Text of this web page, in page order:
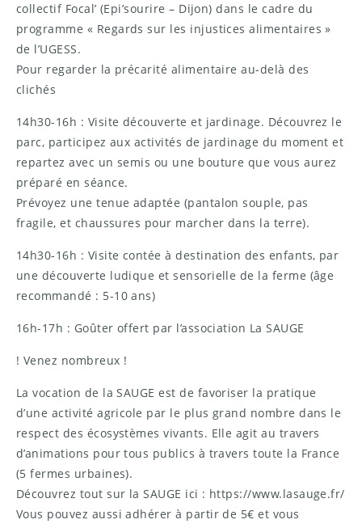
collectif Focal’ (Epi’sourire – Dijon) dans le cadre du
programme « Regards sur les injustices alimentaires »
de l’UGESS.
Pour regarder la précarité alimentaire au-delà des
clichés
14h30-16h : Visite découverte et jardinage. Découvrez le
parc, participez aux activités de jardinage du moment et
repartez avec un semis ou une bouture que vous aurez
préparé en séance.
Prévoyez une tenue adaptée (pantalon souple, pas
fragile, et chaussures pour marcher dans la terre).
14h30-16h : Visite contée à destination des enfants, par
une découverte ludique et sensorielle de la ferme (âge
recommandé : 5-10 ans)
16h-17h : Goûter offert par l’association La SAUGE
! Venez nombreux !
La vocation de la SAUGE est de favoriser la pratique
d’une activité agricole par le plus grand nombre dans le
respect des écosystèmes vivants. Elle agit au travers
d’animations pour tous publics à travers toute la France
(5 fermes urbaines).
Découvrez tout sur la SAUGE ici : https://www.lasauge.fr/
Vous pouvez aussi adhérer à partir de 5€ et vous